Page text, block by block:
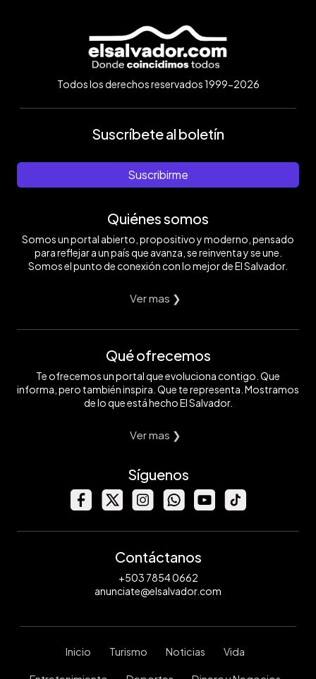
Todos los derechos reservados 1999-2026
Suscríbete al boletín
Suscribirme
Quiénes somos
Somos un portal abierto, propositivo y moderno, pensado
para reflejar a un país que avanza, se reinventa y se une.
Somos el punto de conexión con lo mejor de El Salvador.
Ver mas ❯
Qué ofrecemos
Te ofrecemos un portal que evoluciona contigo. Que
informa, pero también inspira. Que te representa. Mostramos
de lo que está hecho El Salvador.
Ver mas ❯
Síguenos
Contáctanos
+503 7854 0662
anunciate@elsalvador.com
Inicio Turismo Noticias Vida